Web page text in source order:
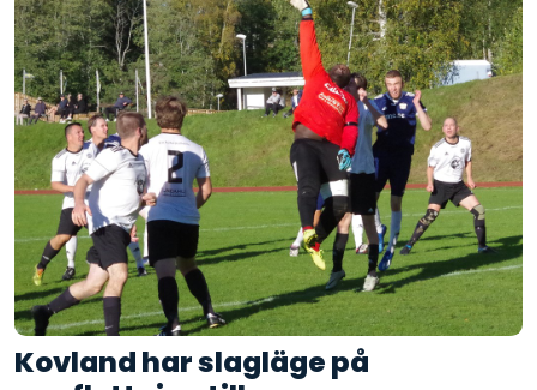
Kovland har slagläge på